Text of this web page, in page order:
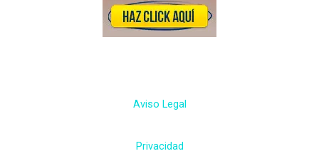
Aviso Legal
Privacidad